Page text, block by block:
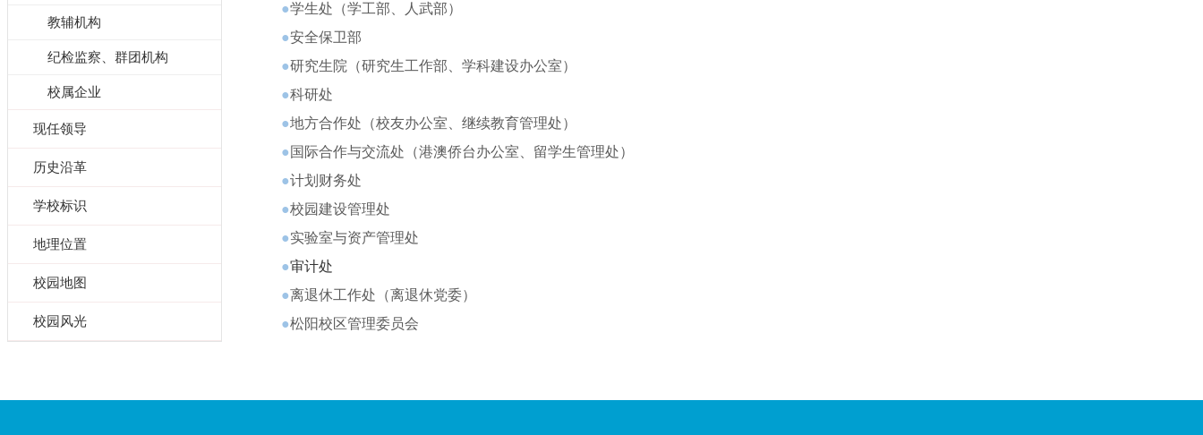
教辅机构
纪检监察、群团机构
校属企业
现任领导
历史沿革
学校标识
地理位置
校园地图
校园风光
●学生处（学工部、人武部）
●安全保卫部
●研究生院（研究生工作部、学科建设办公室）
●科研处
●地方合作处（校友办公室、继续教育管理处）
●国际合作与交流处 （港澳侨台办公室、留学生管理处）
●计划财务处
●校园建设管理处
●实验室与资产管理处
●审计处
●离退休工作处（离退休党委）
●松阳校区管理委员会